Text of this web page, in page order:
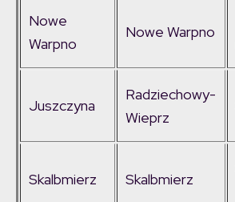
Nowe
Warpno
Nowe Warpno
Juszczyna
Radziechowy-
Wieprz
Skalbmierz Skalbmierz